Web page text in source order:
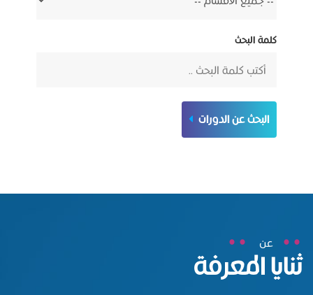
كلمة البحث
البحث عن الدورات
عن
ثنايا المعرفة